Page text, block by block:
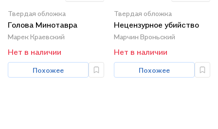
Твердая обложка
Голова Минотавра
Марек Краевский
Нет в наличии
Похожее
Твердая обложка
Нецензурное убийство
Марчин Вроньский
Нет в наличии
Похожее